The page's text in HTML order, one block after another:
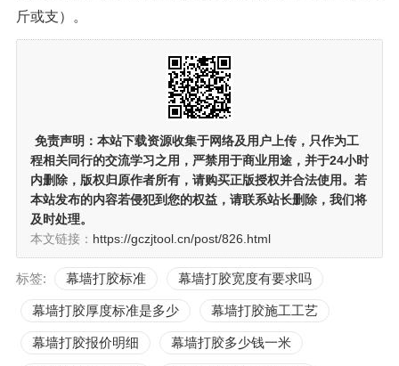
斤或支）。
免责声明： 本站下载资源收集于网络及用户上传， 只作为工
程相关同行的交流学习之用 ，严禁用于商业用途，并于24小时
内删除，版权归原作者所有，请购买正版授权并合法使用。若
本站发布的内容若侵犯到您的权益，请联系站长删除，我们将
及时处理。
本文链接： https://gczjtool.cn/post/826.html
标签: 幕墙打胶标准 幕墙打胶宽度有要求吗
幕墙打胶厚度标准是多少 幕墙打胶施工工艺
幕墙打胶报价明细 幕墙打胶多少钱一米